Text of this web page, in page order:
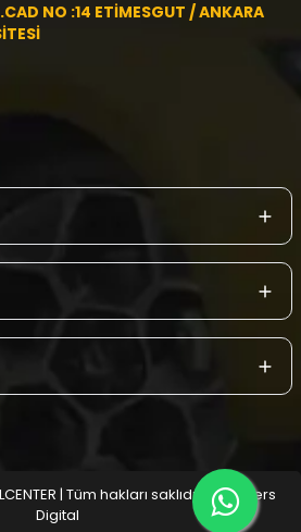
NO :14 ETİMESGUT / ANKARA
| Tüm hakları saklıdır.
| Reliefers
Digital